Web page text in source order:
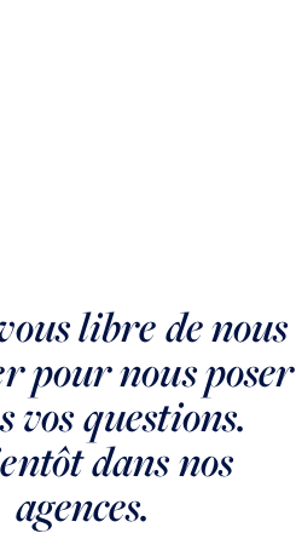
VILLE D AVRAY
Corots
VENDU
libre de nous
pour nous poser
vos questions.
dans nos
agences.